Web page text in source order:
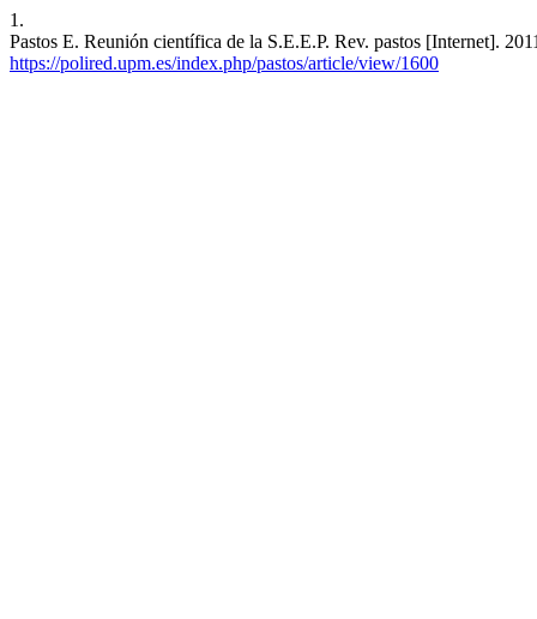
1.
Pastos E. Reunión científica de la S.E.E.P. Rev. pastos [Internet].
https://polired.upm.es/index.php/pastos/article/view/1600